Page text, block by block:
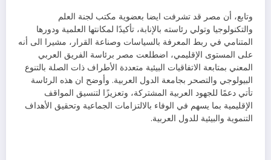
وتابع، أن مصر قد تشرفت ايضا بعضوية مكتب لجنة العلم
والتكنولوجيا وتولي رئاسته بالإنابة، تأكيدًا لمكانتها العلمية ودورها
المتنامي في ربط المعرفة بالسياسات وصناعة القرار، مشيرا الى أنه
على المستوى الإقليمي، اضطلعت مصر برئاسة الفريق العربي
المعني بمتابعة الاتفاقيات البيئية متعددة الأطراف ذات الصلة بالتنوع
البيولوجي والتصحر بجامعة الدول العربية. وأوضح ان هذه الرئاسة
تأتي دعمًا للجهود العربية المشتركة، وتعزيزًا لتنسيق المواقف
الإقليمية بما يسهم في الوفاء بالالتزامات الجماعية وتحقيق الأهداف
التنموية والبيئية للدول العربية.